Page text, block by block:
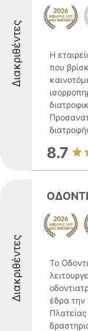
Διακριθέντες
Η
που
8.7
Διακριθέντες
Το
έδρα την